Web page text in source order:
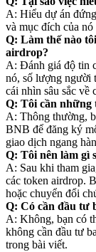
A: Hiểu dự án
và mục đích của
Q: Làm thế nào
airdrop?
A: Đánh giá độ tin
nó, số lượng người
cái nhìn sâu sắc về
Q: Tôi cần những
A: Thông thường,
BNB để đăng ký
giao dịch ngang
Q: Tôi nên làm gì
A: Sau khi tham
các token airdrop.
hoặc chuyển đổi
Q: Có cần đầu tư
A: Không, bạn có
không cần đầu tư
trong bài viết.